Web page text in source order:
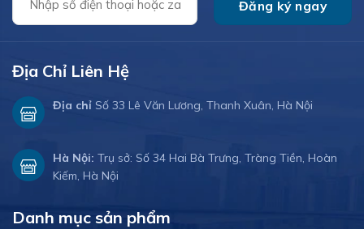
Địa Chỉ Liên Hệ
Địa chỉ Số 33 Lê Văn Lương, Thanh Xuân, Hà Nội
Hà Nội: Trụ sở: Số 34 Hai Bà Trưng, Tràng Tiền, Hoàn
Kiếm, Hà Nội
Danh mục sản phẩm